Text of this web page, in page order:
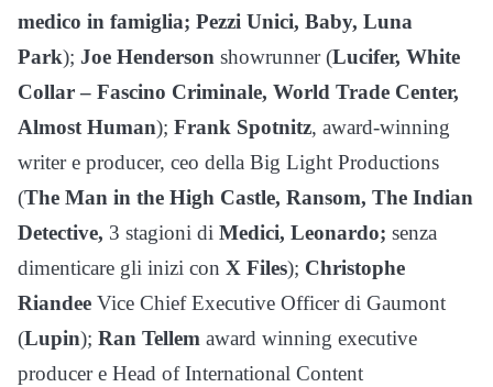
medico in famiglia; Pezzi Unici, Baby, Luna
Park); Joe Henderson showrunner (Lucifer, White
Collar – Fascino Criminale, World Trade Center,
Almost Human); Frank Spotnitz, award-winning
writer e producer, ceo della Big Light Productions
(The Man in the High Castle, Ransom, The Indian
Detective, 3 stagioni di Medici, Leonardo; senza
dimenticare gli inizi con X Files); Christophe
Riandee Vice Chief Executive Officer di Gaumont
(Lupin); Ran Tellem award winning executive
producer e Head of International Content